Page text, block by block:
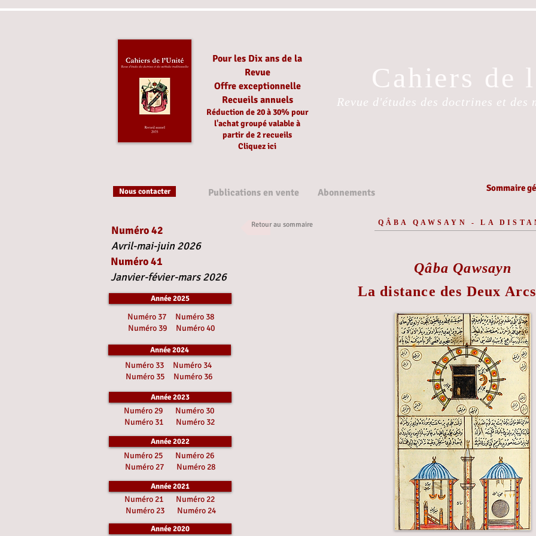
Pour les Dix ans de la
Revue
Offre exceptionnelle
Recueils annuels
Réduction de 20 à 30%pour
l'achat groupévalable à
partirde 2 recueils
Cliquez ici
Revue d'études des doctrines et
Cahiers de
Nous contacter Publications en vente Abonnements Sommaire
Retour au sommaire QÂBA QAWSAYN - LA
Qâba Qawsayn
La distance des Deux
Numéro 42
Avril-mai-juin 2026
Numéro 41
Janvier-févier-mars 2026
Année 2025
Numéro 37
Numéro 38
Numéro 39
Numéro 40
Année 2024
Numéro 33
Numéro 34
Numéro 35
Numéro 36
Année 2023
Numéro 29
Numéro 30
Numéro 31
Numéro 32
Année 2022
Numéro 25
Numéro 26
Numéro 27
Numéro 28
Année 2021
Numéro 21
Numéro 22
Numéro 23
Numéro 24
Année 2020